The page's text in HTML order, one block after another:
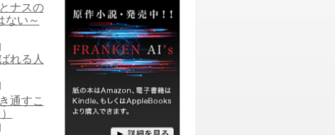
ナスの
ない～
れる人
通すこ
パーソナリティ：アミーゴ
伝説のチャラじいアミーゴによる、人生
を楽しく、より素晴らしく、生きる方法
を探すためのバチャバチャ番組です！
DJ HIROTOによるネットニュースを話題
に、リスナーからのメッセージをSense
溢れる言葉と、Qualityの高い視点で語っ